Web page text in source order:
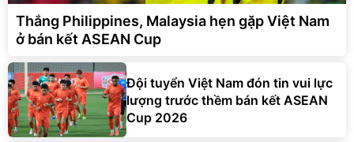
Thắng Philippines, Malaysia hẹn gặp Việt Nam
ở bán kết ASEAN Cup
Đội tuyển Việt Nam đón tin vui lực
lượng trước thềm bán kết ASEAN
Cup 2026